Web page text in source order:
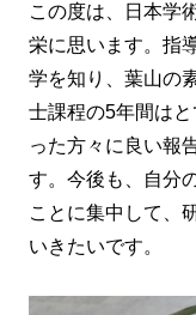
この度は、日本学
栄に思います。指
学を知り、葉山の
士課程の5年間は
った方々に良い報
す。今後も、自分
ことに集中して、
いきたいです。